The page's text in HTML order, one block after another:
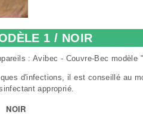
1 / NOIR
: Avibec - Couvre-Bec modèle
d'infections, il est conseillé au
approprié.
NOIR